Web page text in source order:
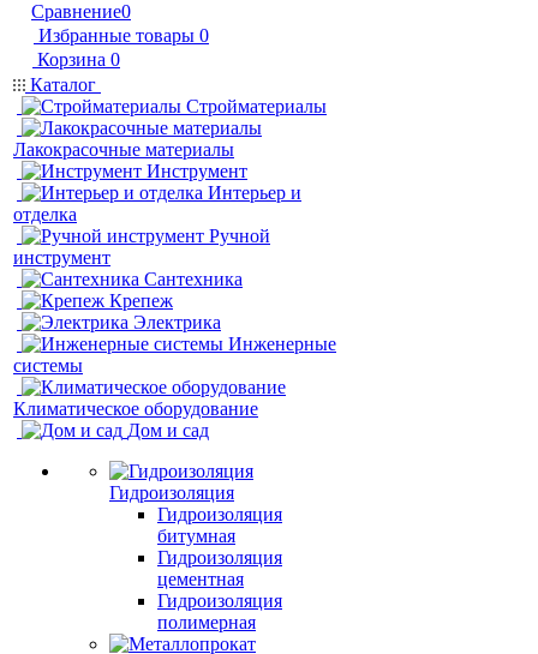
Сравнение0
Избранные товары 0
Корзина 0
Каталог
Стройматериалы
Лакокрасочные материалы
Инструмент
Интерьер и
отделка
Ручной
инструмент
Сантехника
Крепеж
Электрика
Инженерные
системы
Климатическое оборудование
Дом и сад
Гидроизоляция
Гидроизоляция
битумная
Гидроизоляция
цементная
Гидроизоляция
полимерная